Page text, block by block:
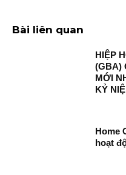
Bài liên quan
HIỆP
(GBA)
MỚI
KỶ
Home
hoạt